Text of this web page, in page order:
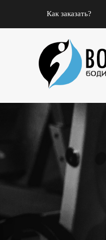
Как заказать?